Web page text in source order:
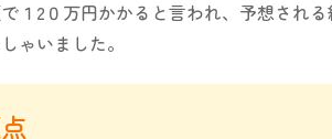
１2０万円かかると言われ、予想され
ゃいました。